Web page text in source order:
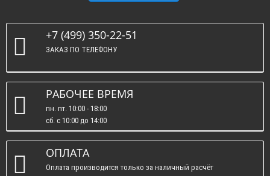
+7 (499) 350-22-51
ЗАКАЗ ПО ТЕЛЕФОНУ
РАБОЧЕЕ ВРЕМЯ
пн. пт. 10:00 - 18:00
сб. c 10:00 до 14:00
вс. : выходные.
ОПЛАТА
Оплата производится только за наличный расчёт